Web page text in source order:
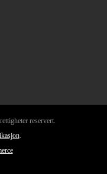
reservert.
.